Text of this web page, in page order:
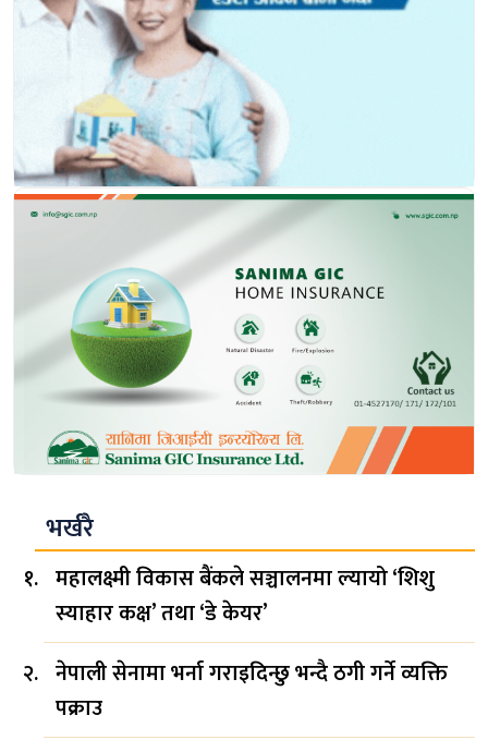
भर्खरै
महालक्ष्मी विकास बैंकले सञ्चालनमा ल्यायो ‘शिशु
स्याहार कक्ष’ तथा ‘डे केयर’
नेपाली सेनामा भर्ना गराइदिन्छु भन्दै ठगी गर्ने व्यक्ति
पक्राउ